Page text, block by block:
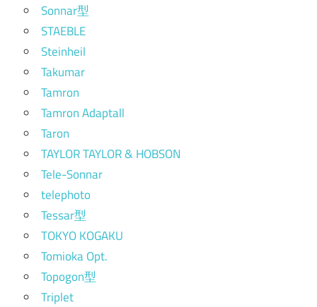
Sonnar型
STAEBLE
Steinheil
Takumar
Tamron
Tamron Adaptall
Taron
TAYLOR TAYLOR & HOBSON
Tele-Sonnar
telephoto
Tessar型
TOKYO KOGAKU
Tomioka Opt.
Topogon型
Triplet